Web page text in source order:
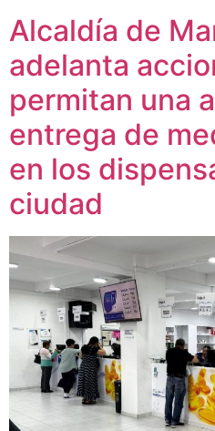
Alcaldía de
adelanta
permitan una
entrega de
en los
ciudad